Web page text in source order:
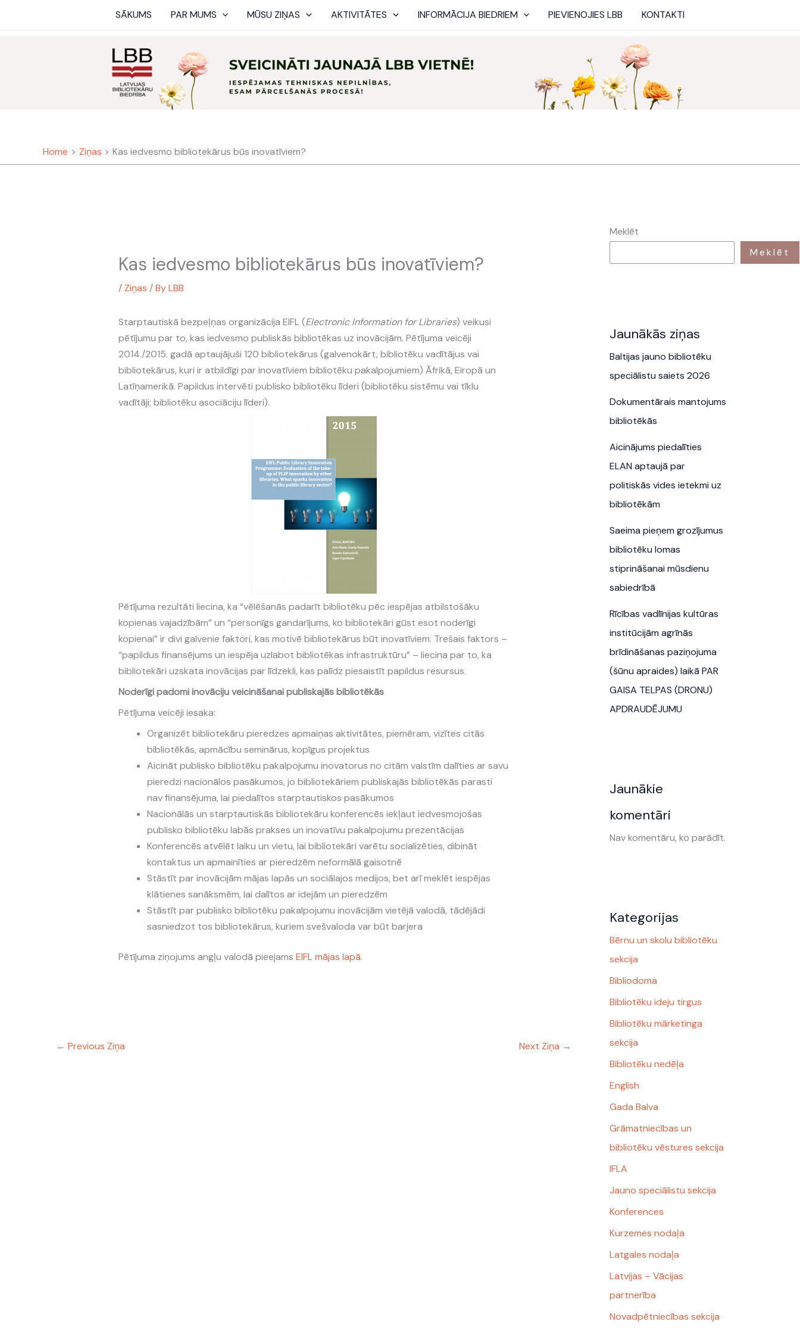
SĀKUMS PAR MUMS MŪSU ZIŅAS AKTIVITĀTES INFORMĀCIJA BIEDRIEM PIEVIENOJIES LBB KONTAKTI
Home Ziņas Kas iedvesmo bibliotekārus būs inovatīviem?
Kas iedvesmo bibliotekārus būs inovatīviem?
/ Ziņas / ByLBB
Starptautiskā bezpeļņas organizācija EIFL (Electronic Information for Libraries) veikusi
pētījumu par to, kas iedvesmo publiskās bibliotēkas uz inovācijām. Pētījuma veicēji
2014./2015. gadā aptaujājuši 120 bibliotekārus (galvenokārt, bibliotēku vadītājus vai
bibliotekārus, kuri ir atbildīgi par inovatīviem bibliotēku pakalpojumiem) Āfrikā, Eiropā un
Latīņamerikā. Papildus intervēti publisko bibliotēku līderi (bibliotēku sistēmu vai tīklu
vadītāji; bibliotēku asociāciju līderi).
Pētījuma rezultāti liecina, ka “vēlēšanās padarīt bibliotēku pēc iespējas atbilstošāku
kopienas vajadzībām” un “personīgs gandarījums, ko bibliotekāri gūst esot noderīgi
kopienai” ir divi galvenie faktori, kas motivē bibliotekārus būt inovatīviem. Trešais faktors –
“papildus finansējums un iespēja uzlabot bibliotēkas infrastruktūru” – liecina par to, ka
bibliotekāri uzskata inovācijas par līdzekli, kas palīdz piesaistīt papildus resursus.
Noderīgi padomi inovāciju veicināšanai publiskajās bibliotēkās
Pētījuma veicēji iesaka:
Organizēt bibliotekāru pieredzes apmaiņas aktivitātes, piemēram, vizītes citās
bibliotēkās, apmācību seminārus, kopīgus projektus
Aicināt publisko bibliotēku pakalpojumu inovatorus no citām valstīm dalīties ar savu
pieredzi nacionālos pasākumos, jo bibliotekāriem publiskajās bibliotēkās parasti
nav finansējuma, lai piedalītos starptautiskos pasākumos
Nacionālās un starptautiskās bibliotekāru konferencēs iekļaut iedvesmojošas
publisko bibliotēku labās prakses un inovatīvu pakalpojumu prezentācijas
Konferencēs atvēlēt laiku un vietu, lai bibliotekāri varētu socializēties, dibināt
kontaktus un apmainīties ar pieredzēm neformālā gaisotnē
Stāstīt par inovācijām mājas lapās un sociālajos medijos, bet arī meklēt iespējas
klātienes sanāksmēm, lai dalītos ar idejām un pieredzēm
Stāstīt par publisko bibliotēku pakalpojumu inovācijām vietējā valodā, tādējādi
sasniedzot tos bibliotekārus, kuriem svešvaloda var būt barjera
Pētījuma ziņojums angļu valodā pieejams EIFL mājas lapā.
← Previous Ziņa Next Ziņa →
Meklēt
Meklēt
Jaunākās ziņas
Baltijas jauno bibliotēku
speciālistu saiets 2026
Dokumentārais mantojums
bibliotēkās
Aicinājums piedalīties
ELAN aptaujā par
politiskās vides ietekmi uz
bibliotēkām
Saeima pieņem grozījumus
bibliotēku lomas
stiprināšanai mūsdienu
sabiedrībā
Rīcības vadlīnijas kultūras
institūcijām agrīnās
brīdināšanas paziņojuma
(šūnu apraides) laikā PAR
GAISA TELPAS (DRONU)
APDRAUDĒJUMU
Jaunākie
komentāri
Nav komentāru, ko parādīt.
Kategorijas
Bērnu un skolu bibliotēku
sekcija
Bibliodoma
Bibliotēku ideju tirgus
Bibliotēku mārketinga
sekcija
Bibliotēku nedēļa
English
Gada Balva
Grāmatniecības un
bibliotēku vēstures sekcija
IFLA
Jauno speciālistu sekcija
Konferences
Kurzemes nodaļa
Latgales nodaļa
Latvijas – Vācijas
partnerība
Novadpētniecības sekcija